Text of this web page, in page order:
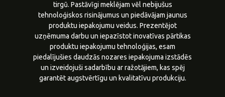
tirgū. Pastāvīgi meklējam vēl nebijušus
tehnoloģiskos risinājumus un piedāvājam jaunus
produktu iepakojumu veidus. Prezentējot
uzņēmuma darbu un iepazīstot inovatīvas pārtikas
produktu iepakojumu tehnoloģijas, esam
piedalījušies daudzās nozares iepakojuma izstādēs
un izveidojuši sadarbību ar ražotājiem, kas spēj
garantēt augstvērtīgu un kvalitatīvu produkciju.